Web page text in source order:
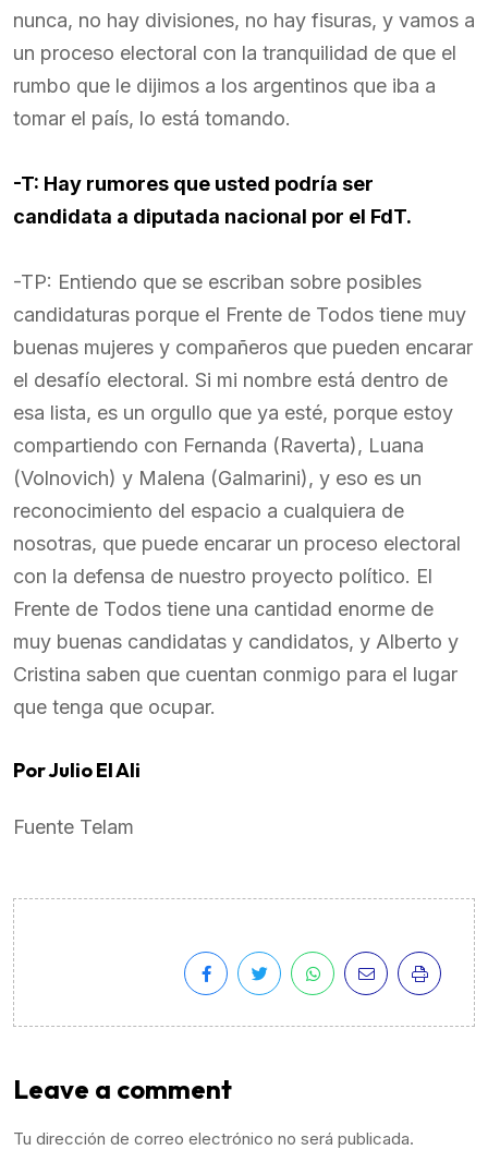
nunca, no hay divisiones, no hay fisuras, y vamos a
un proceso electoral con la tranquilidad de que el
rumbo que le dijimos a los argentinos que iba a
tomar el país, lo está tomando.
-T: Hay rumores que usted podría ser
candidata a diputada nacional por el FdT.
-TP: Entiendo que se escriban sobre posibles
candidaturas porque el Frente de Todos tiene muy
buenas mujeres y compañeros que pueden encarar
el desafío electoral. Si mi nombre está dentro de
esa lista, es un orgullo que ya esté, porque estoy
compartiendo con Fernanda (Raverta), Luana
(Volnovich) y Malena (Galmarini), y eso es un
reconocimiento del espacio a cualquiera de
nosotras, que puede encarar un proceso electoral
con la defensa de nuestro proyecto político. El
Frente de Todos tiene una cantidad enorme de
muy buenas candidatas y candidatos, y Alberto y
Cristina saben que cuentan conmigo para el lugar
que tenga que ocupar.
Por Julio El Ali
Fuente Telam
Leave a comment
Tu dirección de correo electrónico no será publicada.